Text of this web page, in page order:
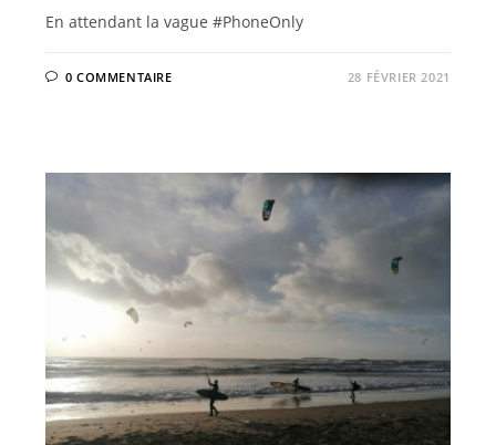
En attendant la vague #PhoneOnly
0 COMMENTAIRE 28 FÉVRIER 2021